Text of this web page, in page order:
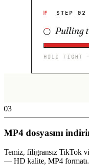
03
MP4 dosyasını
Temiz, filigransız TikTok
— HD kalite, MP4 formatı.